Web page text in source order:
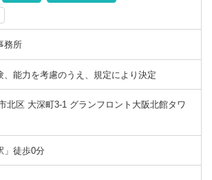
歳／入社7年目／業界歴12年／顧問件数32件
上3,700万円（月給45万円+平均インセンティ
+管理職手当20万円）
い方は大きな企業を相手にするケースが多
高くなる傾向にあります。
受けさせられる」ということはありませんの
さい。
ち、顧客対応を1人で完結できる。
じて、部下の育成を担当する「チームリーダ
案件(相続等)・複雑案件を一手に担う「スペシ
ニューシェア。
務所
能力を考慮のうえ、規定により決定
北区 大深町3-1 グランフロント大阪北館タワ
」徒歩0分